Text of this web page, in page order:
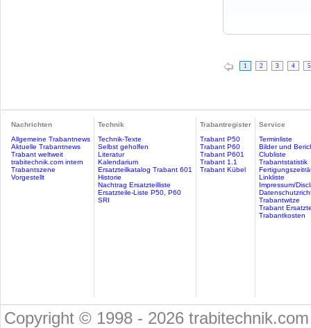
1 2 3 4 5
Nachrichten
Allgemeine Trabantnews
Aktuelle Trabantnews
Trabant weltweit
trabitechnik.com intern
Trabantszene
Vorgestellt
Technik
Technik-Texte
Selbst geholfen
Literatur
Kalendarium
Ersatzteilkatalog Trabant 601
Historie
Nachtrag Ersatzteilliste
Ersatzteile-Liste P50, P60
SRI
Trabantregister
Trabant P50
Trabant P60
Trabant P601
Trabant 1.1
Trabant Kübel
Service
Terminliste
Bilder und
Clubliste
Trabantstatistik
Linkliste
Impressum/
Trabantwitze
Trabant
Trabantkosten
Copyright © 1998 - 2026